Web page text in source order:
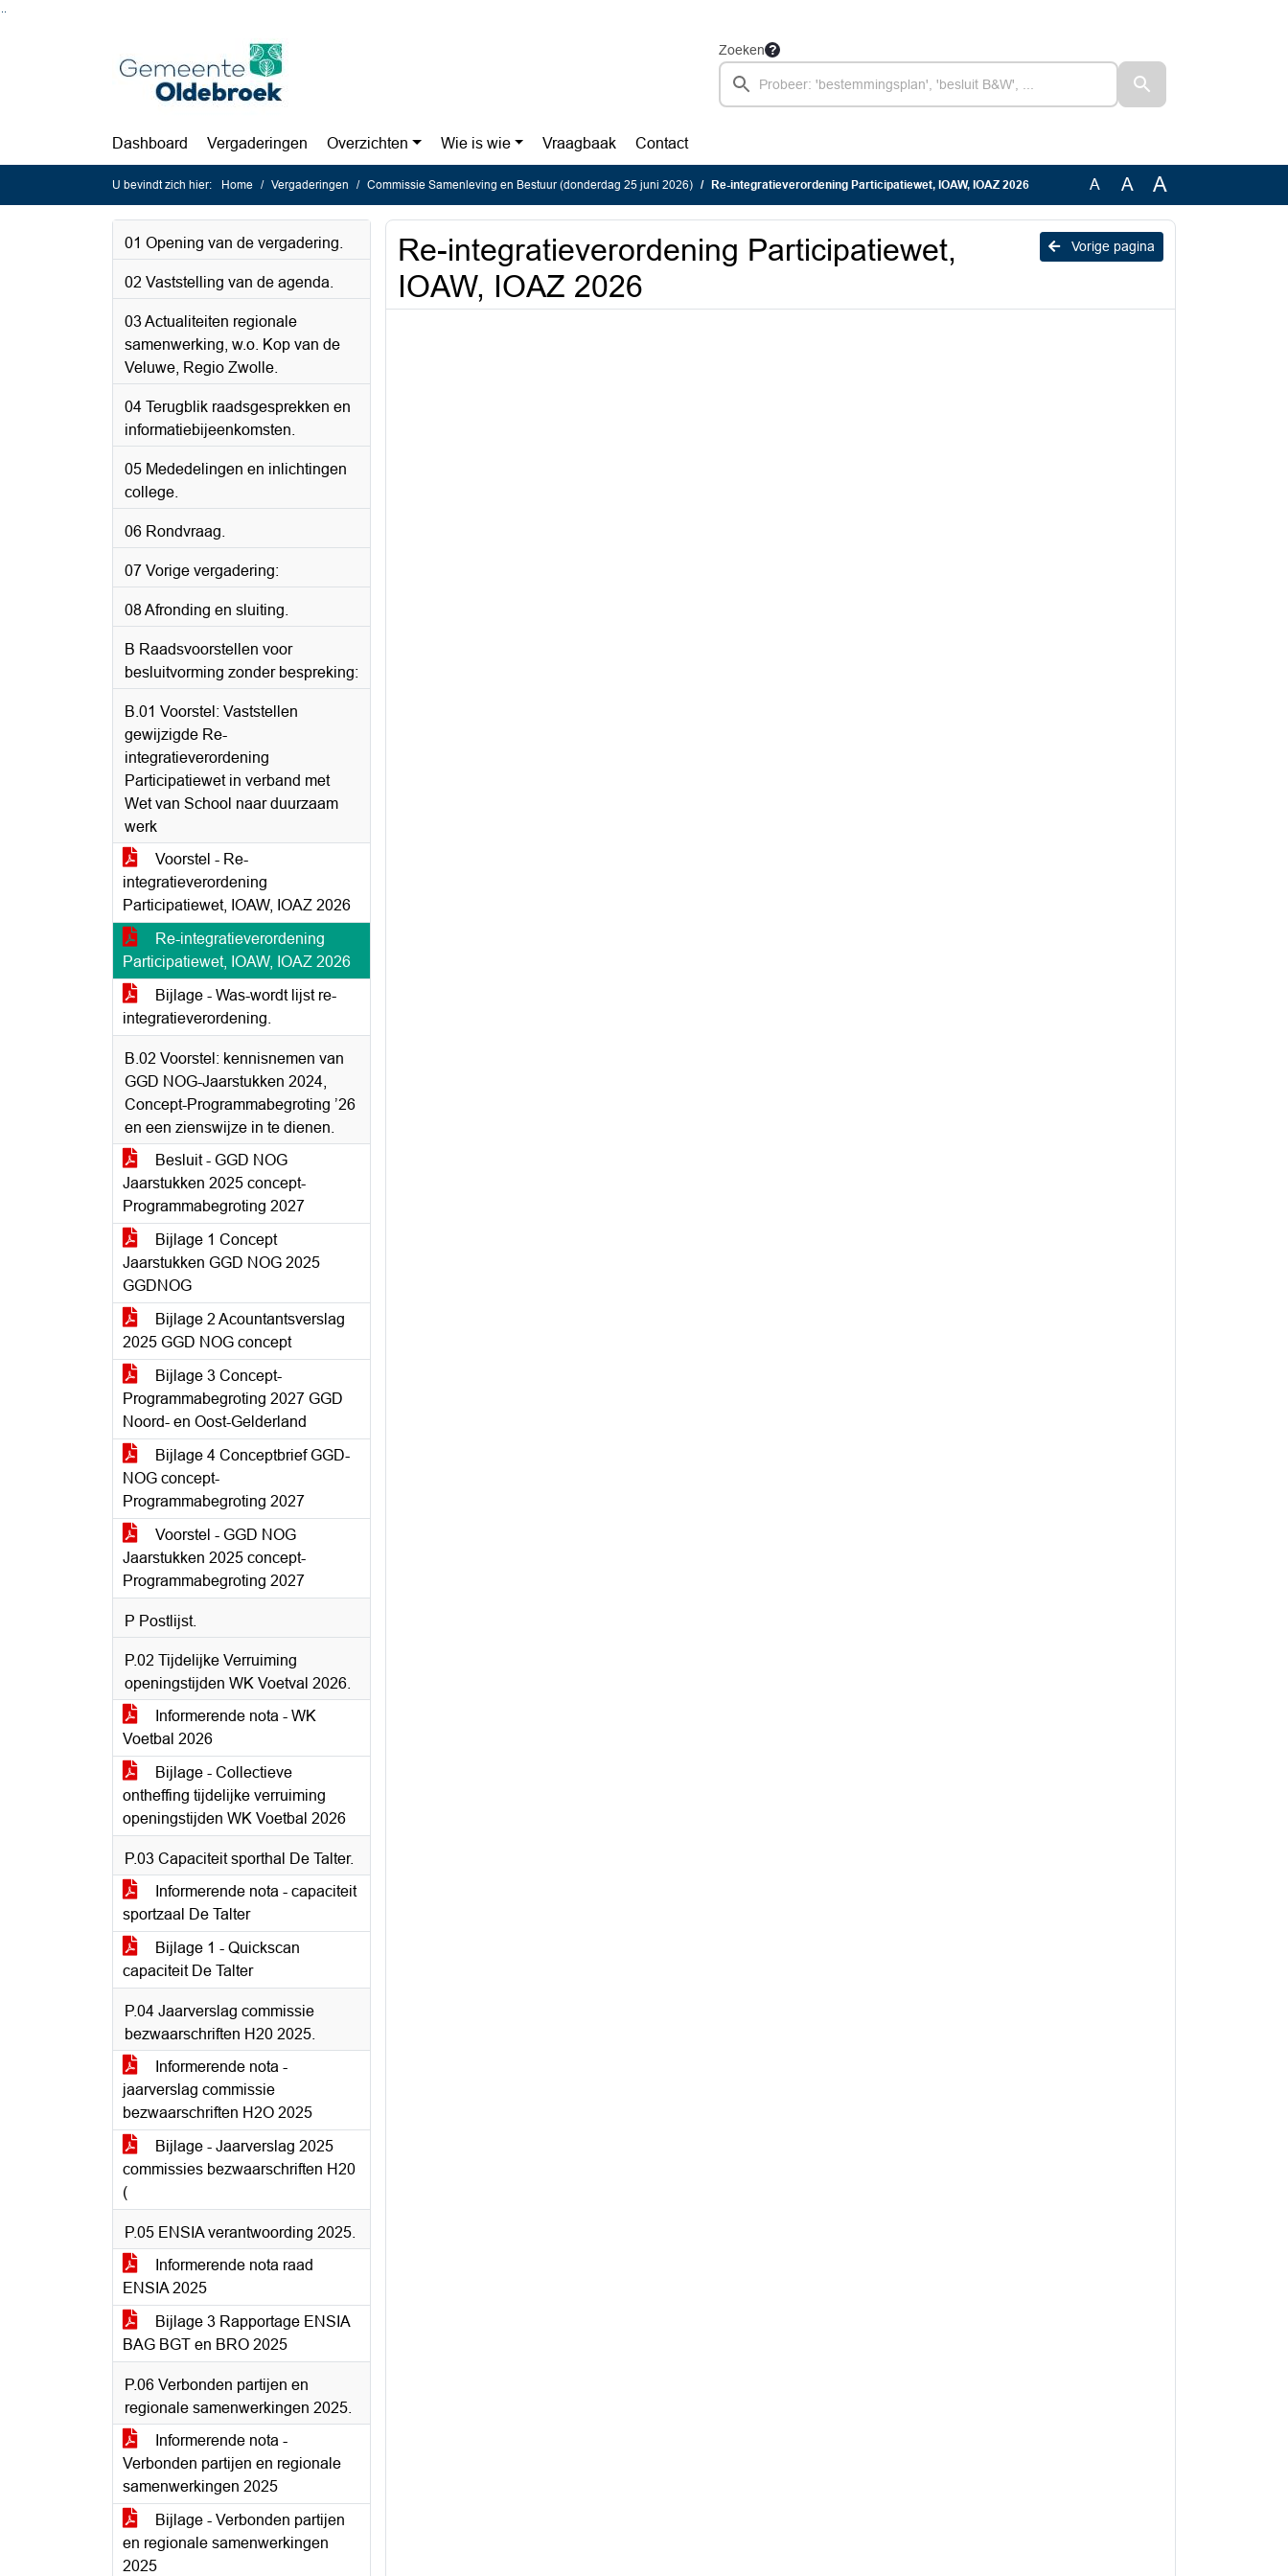
Zoeken
Dashboard Vergaderingen Overzichten Wie is wie Vraagbaak Contact
U bevindt zich hier: Home Vergaderingen Commissie Samenleving en Bestuur (donderdag 25 juni 2026) Re-integratieverordening Participatiewet, IOAW, IOAZ 2026 A A A
01 Opening van de vergadering.
02 Vaststelling van de agenda.
03 Actualiteiten regionale
samenwerking, w.o. Kop van de
Veluwe, Regio Zwolle.
04 Terugblik raadsgesprekken en
informatiebijeenkomsten.
05 Mededelingen en inlichtingen
college.
06 Rondvraag.
07 Vorige vergadering:
08 Afronding en sluiting.
B Raadsvoorstellen voor
besluitvorming zonder bespreking:
B.01 Voorstel: Vaststellen
gewijzigde Re-
integratieverordening
Participatiewet in verband met
Wet van School naar duurzaam
werk
Voorstel - Re-
integratieverordening
Participatiewet, IOAW, IOAZ 2026
Re-integratieverordening
Participatiewet, IOAW, IOAZ 2026
Bijlage - Was-wordt lijst re-
integratieverordening.
B.02 Voorstel: kennisnemen van
GGD NOG-Jaarstukken 2024,
Concept-Programmabegroting ’26
en een zienswijze in te dienen.
Besluit - GGD NOG
Jaarstukken 2025 concept-
Programmabegroting 2027
Bijlage 1 Concept
Jaarstukken GGD NOG 2025
GGDNOG
Bijlage 2 Acountantsverslag
2025 GGD NOG concept
Bijlage 3 Concept-
Programmabegroting 2027 GGD
Noord- en Oost-Gelderland
Bijlage 4 Conceptbrief GGD-
NOG concept-
Programmabegroting 2027
Voorstel - GGD NOG
Jaarstukken 2025 concept-
Programmabegroting 2027
P Postlijst.
P.02 Tijdelijke Verruiming
openingstijden WK Voetval 2026.
Informerende nota - WK
Voetbal 2026
Bijlage - Collectieve
ontheffing tijdelijke verruiming
openingstijden WK Voetbal 2026
P.03 Capaciteit sporthal De Talter.
Informerende nota - capaciteit
sportzaal De Talter
Bijlage 1 - Quickscan
capaciteit De Talter
P.04 Jaarverslag commissie
bezwaarschriften H20 2025.
Informerende nota -
jaarverslag commissie
bezwaarschriften H2O 2025
Bijlage - Jaarverslag 2025
commissies bezwaarschriften H20
(
P.05 ENSIA verantwoording 2025.
Informerende nota raad
ENSIA 2025
Bijlage 3 Rapportage ENSIA
BAG BGT en BRO 2025
P.06 Verbonden partijen en
regionale samenwerkingen 2025.
Informerende nota -
Verbonden partijen en regionale
samenwerkingen 2025
Bijlage - Verbonden partijen
en regionale samenwerkingen
2025
Vorige pagina
Re-integratieverordening Participatiewet,
IOAW, IOAZ 2026